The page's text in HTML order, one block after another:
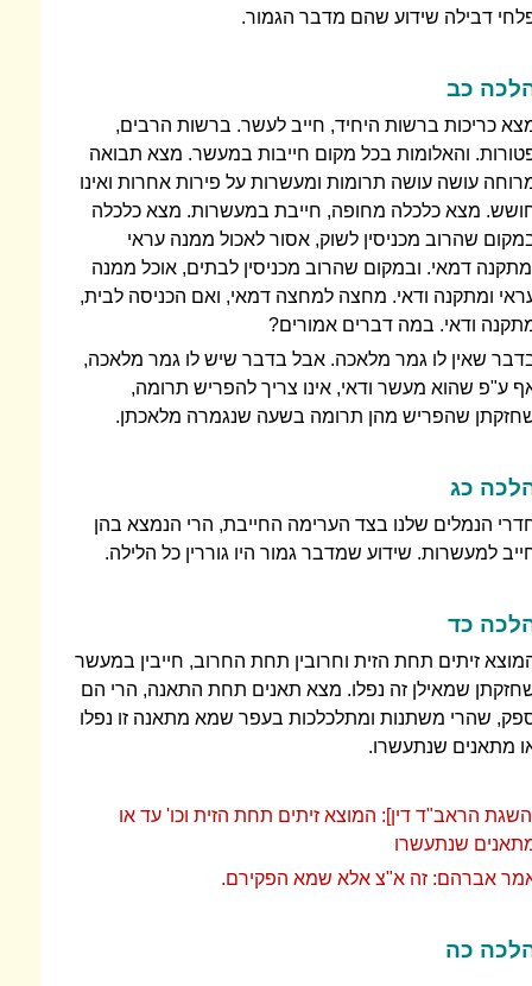
דבילה שידוע שהם מדבר הגמור.
כב
כריכות ברשות היחיד, חייב לעשר. ברשות הרבים,
והאלומות בכל מקום חייבות במעשר. מצא תבואה
עושה עושה תרומות ומעשרות על פירות אחרות ואינו
מצא כלכלה מחופה, חייבת במעשרות. מצא כלכלה
שהרוב מכניסין לשוק, אסור לאכול ממנה עראי
דמאי. ובמקום שהרוב מכניסין לבתים, אוכל ממנה
ומתקנה ודאי. מחצה למחצה דמאי, ואם הכניסה לבית,
ודאי. במה דברים אמורים?
שאין לו גמר מלאכה. אבל בדבר שיש לו גמר מלאכה,
ע"פ שהוא מעשר ודאי, אינו צריך להפריש תרומה,
שהפריש מהן תרומה בשעה שנגמרה מלאכתן.
כג
הנמלים שלנו בצד הערימה החייבת, הרי הנמצא בהן
למעשרות. שידוע שמדבר גמור היו גוררין כל הלילה.
כד
זיתים תחת הזית וחרובין תחת החרוב, חייבין במעשר
שמאילן זה נפלו. מצא תאנים תחת התאנה, הרי הם
שהרי משתנות ומתלכלכות בעפר שמא מתאנה זו נפלו
מתאנים שנתעשרו.
הראב"ד דין]: המוצא זיתים תחת הזית וכו' עד או
שנתעשרו
אברהם: זה א"צ אלא שמא הפקירם.
כה